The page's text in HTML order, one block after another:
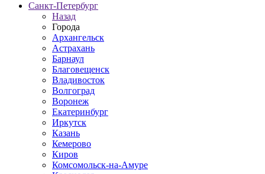
Санкт-Петербург
Назад
Города
Архангельск
Астрахань
Барнаул
Благовещенск
Владивосток
Волгоград
Воронеж
Екатеринбург
Иркутск
Казань
Кемерово
Киров
Комсомольск-на-Амуре